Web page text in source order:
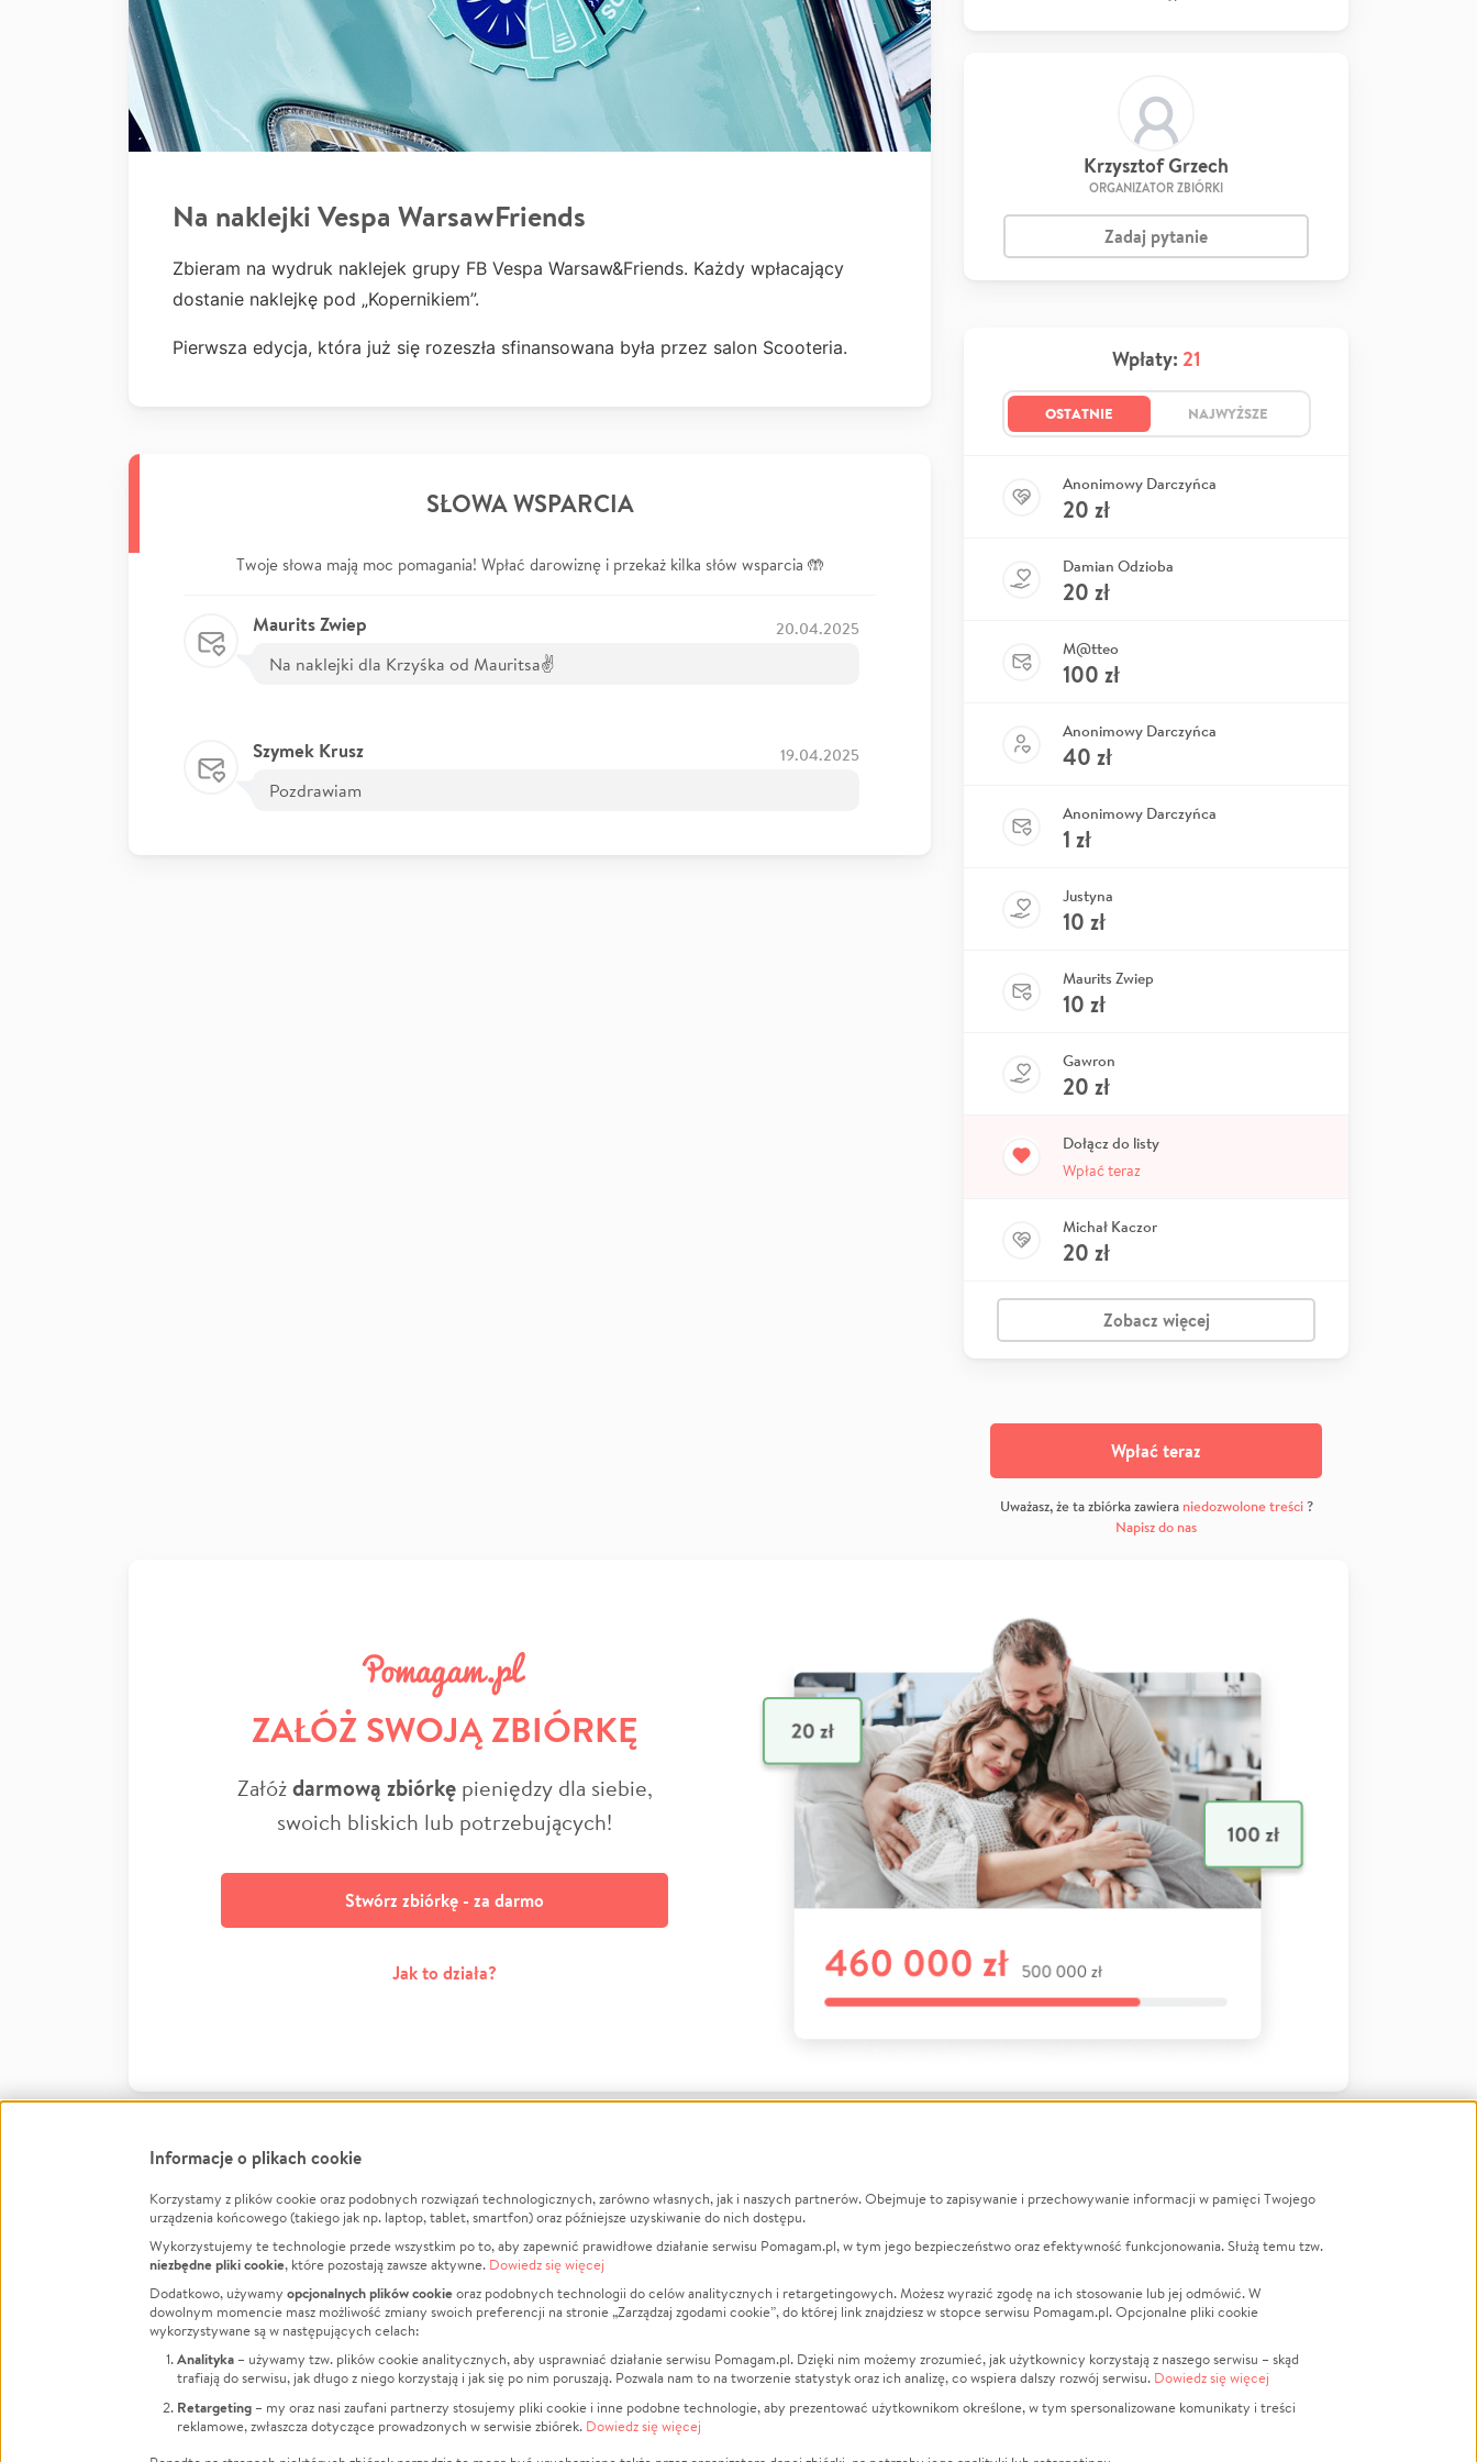
Na naklejki Vespa WarsawFriends
Zbieram na wydruk naklejek grupy FB Vespa Warsaw&Friends. Każdy wpłacający
dostanie naklejkę pod „Kopernikiem”.
Pierwsza edycja, która już się rozeszła sfinansowana była przez salon Scooteria.
SŁOWA WSPARCIA
Twoje słowa mają moc pomagania! Wpłać darowiznę i przekaż kilka słów wsparcia 🤲
Maurits Zwiep 20.04.2025
Na naklejki dla Krzyśka od Mauritsa✌️
Szymek Krusz 19.04.2025
Pozdrawiam
Krzysztof Grzech
ORGANIZATOR ZBIÓRKI
Zadaj pytanie
Wpłaty: 21
OSTATNIE NAJWYŻSZE
Anonimowy Darczyńca
20 zł
Damian Odzioba
20 zł
M@tteo
100 zł
Anonimowy Darczyńca
40 zł
Anonimowy Darczyńca
1 zł
Justyna
10 zł
Maurits Zwiep
10 zł
Gawron
20 zł
Dołącz do listy
Wpłać teraz
Michał Kaczor
20 zł
Zobacz więcej
Wpłać teraz
Uważasz, że ta zbiórka zawiera niedozwolone treści?
Napisz do nas
ZAŁÓŻ SWOJĄ ZBIÓRKĘ
Załóżdarmową zbiórkępieniędzy dla siebie,
swoich bliskich lub potrzebujących!
Stwórz zbiórkę - za darmo
Jak to działa?
FacebookTwitter Instagram
LinkedInTikTok Youtube
Informacje
Jak to działa?
Regulamin
Polityka Prywatności
Kontakt
Porównanie serwisów
Polityka plików cookie
Zarządzaj zgodami cookie
O nas
Opinie
Raporty
Za darmo
Dla NGO
Fundacja Pomagam.pl
Zbieraj na
Leczenie
Zwierzęta
Pożar
Sport
Pomoc Finansowa
Pogrzeb
LGBTQ+
Powódź
Wichura
Religia
Edukacja
Informacje o plikach cookie
Korzystamy z plików cookie oraz podobnych rozwiązań technologicznych, zarówno własnych, jak i naszych partnerów. Obejmuje to zapisywanie i przechowywanie informacji w pamięci Twojego
urządzenia końcowego (takiego jak np. laptop, tablet, smartfon) oraz późniejsze uzyskiwanie do nich dostępu.
Wykorzystujemy te technologie przede wszystkim po to, aby zapewnić prawidłowe działanie serwisu Pomagam.pl, w tym jego bezpieczeństwo oraz efektywność funkcjonowania. Służą temu tzw.
niezbędne pliki cookie, które pozostają zawsze aktywne. Dowiedz się więcej
Dodatkowo, używamy opcjonalnych plików cookieoraz podobnych technologii do celów analitycznych i retargetingowych. Możesz wyrazić zgodę na ich stosowanie lub jej odmówić. W
dowolnym momencie masz możliwość zmiany swoich preferencji na stronie „Zarządzaj zgodami cookie”, do której link znajdziesz w stopce serwisu Pomagam.pl. Opcjonalne pliki cookie
wykorzystywane są w następujących celach:
Analityka – używamy tzw. plików cookie analitycznych, aby usprawniać działanie serwisu Pomagam.pl. Dzięki nim możemy zrozumieć, jak użytkownicy korzystają z naszego serwisu – skąd
trafiają do serwisu, jak długo z niego korzystają i jak się po nim poruszają. Pozwala nam to na tworzenie statystyk oraz ich analizę, co wspiera dalszy rozwój serwisu. Dowiedz się więcej
Retargeting – my oraz nasi zaufani partnerzy stosujemy pliki cookie i inne podobne technologie, aby prezentować użytkownikom określone, w tym spersonalizowane komunikaty i treści
reklamowe, zwłaszcza dotyczące prowadzonych w serwisie zbiórek. Dowiedz się więcej